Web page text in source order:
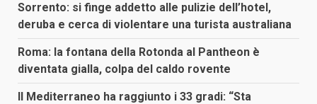
Sorrento: si finge addetto alle pulizie dell’hotel,
deruba e cerca di violentare una turista australiana
Roma: la fontana della Rotonda al Pantheon è
diventata gialla, colpa del caldo rovente
Il Mediterraneo ha raggiunto i 33 gradi: “Sta